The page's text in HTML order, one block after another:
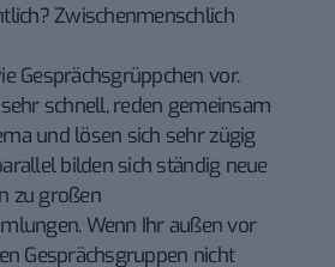
Zwischenmenschlich
Gesprächsgrüppchen vor.
schnell, reden gemeinsam
und lösen sich sehr zügig
bilden sich ständig neue
zu großen
Wenn Ihr außen vor
Gesprächsgruppen nicht